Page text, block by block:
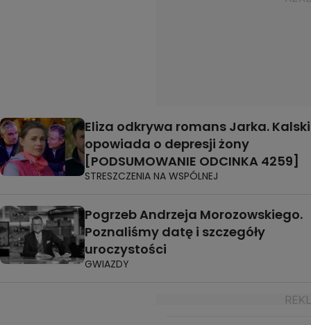
Eliza odkrywa romans Jarka. Kalski
opowiada o depresji żony
[PODSUMOWANIE ODCINKA 4259]
STRESZCZENIA NA WSPÓLNEJ
Pogrzeb Andrzeja Morozowskiego.
Poznaliśmy datę i szczegóły
uroczystości
GWIAZDY